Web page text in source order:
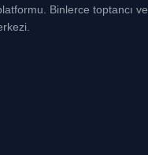
Binlerce toptancı ve